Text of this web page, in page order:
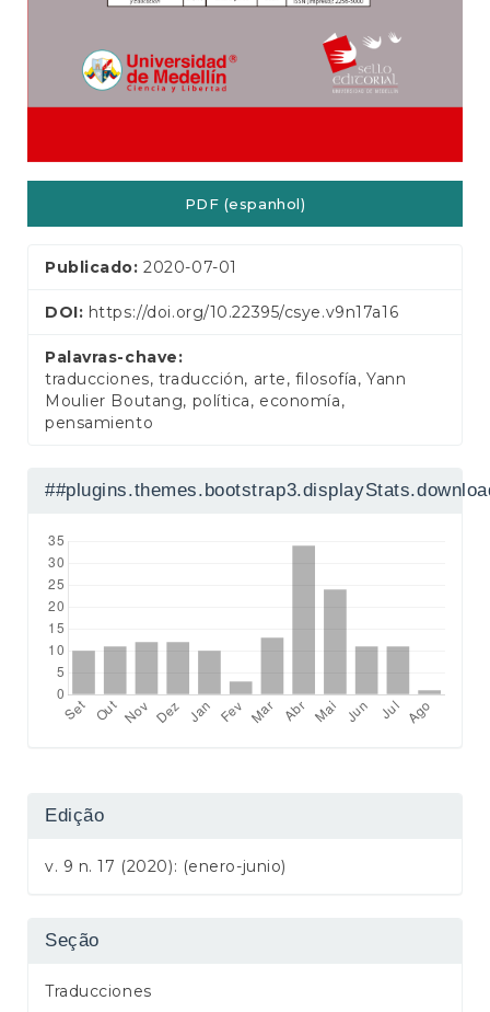
PDF (espanhol)
Publicado:2020-07-01
DOI: https://doi.org/10.22395/csye.v9n17a16
Palavras-chave:
traducciones, traducción, arte, filosofía, Yann
Moulier Boutang, política, economía,
pensamiento
Edição
v. 9 n. 17 (2020): (enero-junio)
Seção
Traducciones